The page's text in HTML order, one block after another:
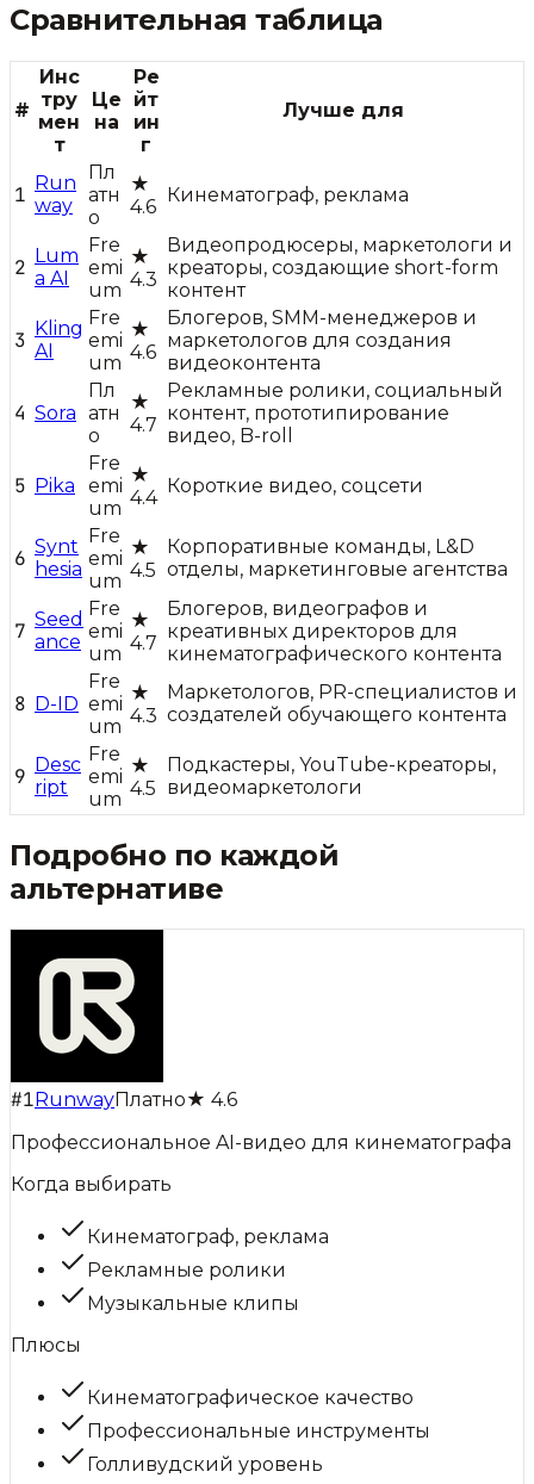
Сравнительная таблица
#
Инс
тру
мен
т
Це
на
Ре
йт
ин
г
Лучше для
1 Run
way
Пл
атн
о
★
4.6
Кинематограф, реклама
2 Lum
a AI
Fre
emi
um
★
4.3
Видеопродюсеры, маркетологи и
креаторы, создающие short-form
контент
3 Kling
AI
Fre
emi
um
★
4.6
Блогеров, SMM-менеджеров и
маркетологов для создания
видеоконтента
4 Sora
Пл
атн
о
★
4.7
Рекламные ролики, социальный
контент, прототипирование
видео, B-roll
5 Pika
Fre
emi
um
★
4.4
Короткие видео, соцсети
6 Synt
hesia
Fre
emi
um
★
4.5
Корпоративные команды, L&D
отделы, маркетинговые агентства
7 Seed
ance
Fre
emi
um
★
4.7
Блогеров, видеографов и
креативных директоров для
кинематографического контента
8 D-ID
Fre
emi
um
★
4.3
Маркетологов, PR-специалистов и
создателей обучающего контента
9 Desc
ript
Fre
emi
um
★
4.5
Подкастеры, YouTube-креаторы,
видеомаркетологи
Подробно по каждой
альтернативе
#1 RunwayПлатно★ 4.6
Профессиональное AI-видео для кинематографа
Когда выбирать
Кинематограф, реклама
Рекламные ролики
Музыкальные клипы
Плюсы
Кинематографическое качество
Профессиональные инструменты
Голливудский уровень